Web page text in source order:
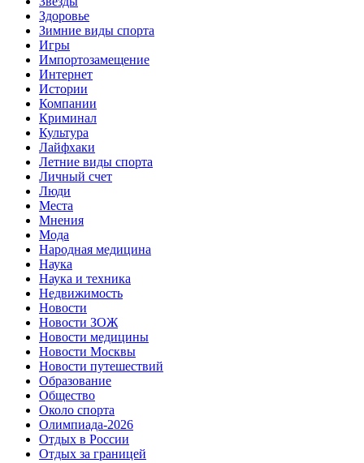
Здоровье
Зимние виды спорта
Игры
Импортозамещение
Интернет
Истории
Компании
Криминал
Культура
Лайфхаки
Летние виды спорта
Личный счет
Люди
Места
Мнения
Мода
Народная медицина
Наука
Наука и техника
Недвижимость
Новости
Новости ЗОЖ
Новости медицины
Новости Москвы
Новости путешествий
Образование
Общество
Около спорта
Олимпиада-2026
Отдых в России
Отдых за границей